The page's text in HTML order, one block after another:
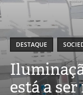
DESTAQUE
está a